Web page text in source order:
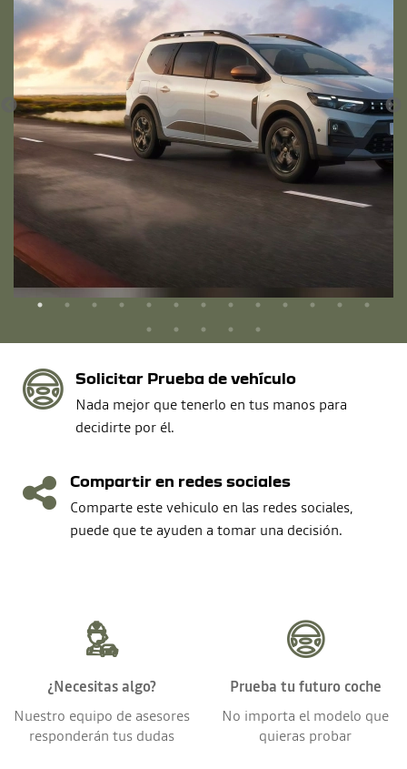
Solicitar Prueba de vehículo
Nada mejor que tenerlo en tus manos para
decidirte por él.
Compartir en redes sociales
Comparte este vehiculo en las redes sociales,
puede que te ayuden a tomar una decisión.
¿Necesitas algo?
Nuestro equipo de asesores
responderán tus dudas
Prueba tu futuro coche
No importa el modelo que
quieras probar